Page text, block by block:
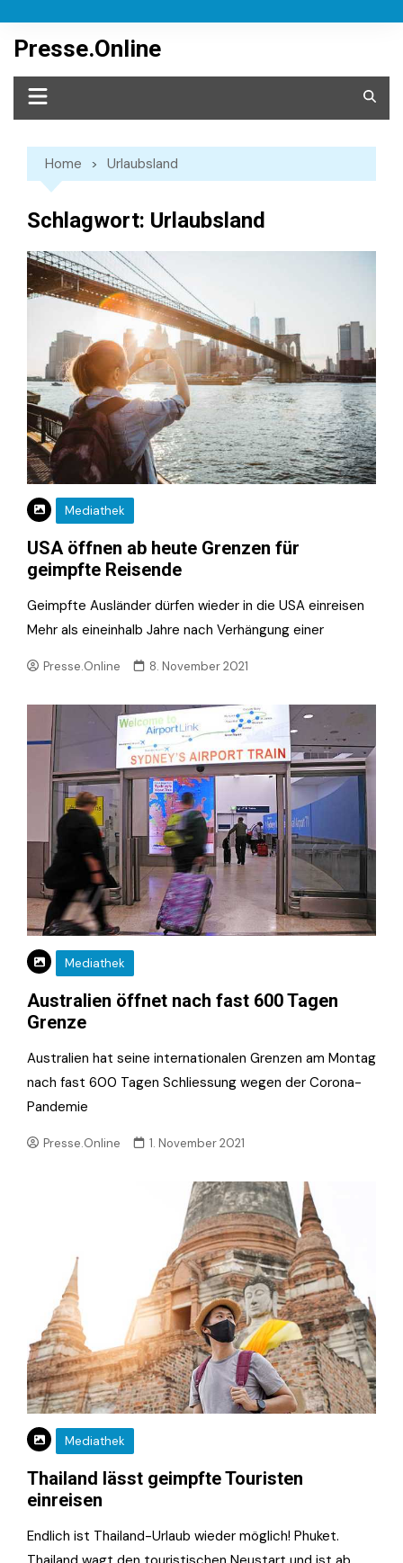
content
Presse.Online
Home Urlaubsland
Schlagwort: Urlaubsland
Mediathek
USA öffnen ab heute Grenzen für
geimpfte Reisende
Geimpfte Ausländer dürfen wieder in die USA einreisen
Mehr als eineinhalb Jahre nach Verhängung einer
Presse.Online 8. November 2021
Mediathek
Australien öffnet nach fast 600 Tagen
Grenze
Australien hat seine internationalen Grenzen am Montag
nach fast 600 Tagen Schliessung wegen der Corona-
Pandemie
Presse.Online 1. November 2021
Mediathek
Thailand lässt geimpfte Touristen
einreisen
Endlich ist Thailand-Urlaub wieder möglich! Phuket.